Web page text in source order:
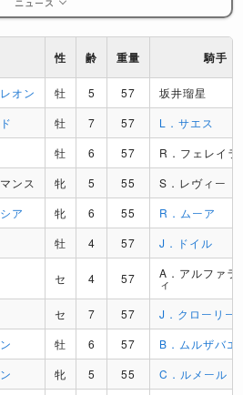
ニュース
性 齢 重量 騎手
オン 牡 5 57
坂井瑠星
牡 7 57
L．サエス
牡 6 57
R．フェレイラ
ンス 牝 5 55
S．レヴィー
ア 牝 6 55
R．ムーア
牡 4 57 J．ドイル
セ 4 57 A．アルファラ
ィ
セ 7 57
J．クローリー
牡 6 57
B．ムルザバエ
牝 5 55
C．ルメール